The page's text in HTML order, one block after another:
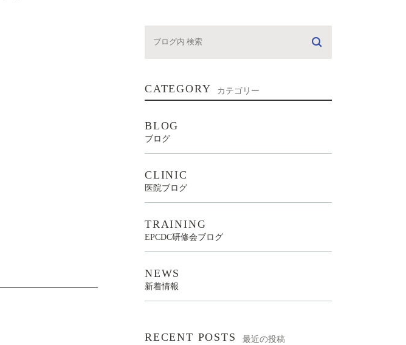
CATEGORY カテゴリー
BLOG
ブログ
CLINIC
医院ブログ
TRAINING
EPCDC研修会ブログ
NEWS
新着情報
RECENT POSTS 最近の投稿